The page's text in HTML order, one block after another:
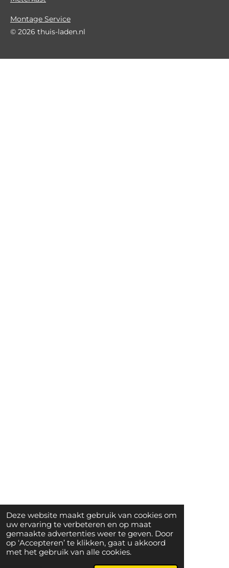
Deze website maakt gebruik van cookies om
uw ervaring te verbeteren en op maat
gemaakte advertenties weer te geven. Door
op ‘Accepteren’ te klikken, gaat u akkoord
met het gebruik van alle cookies.
Montage Service
© 2026 thuis-laden.nl